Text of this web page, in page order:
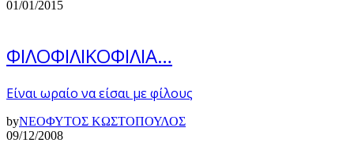
01/01/2015
ΦΙΛΟΦΙΛΙΚΟΦΙΛΙΑ…
Είναι ωραίο να είσαι με φίλους
byΝΕΟΦΥΤΟΣ ΚΩΣΤΟΠΟΥΛΟΣ
09/12/2008